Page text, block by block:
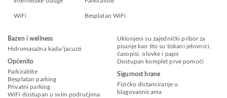
WiFi Besplatan WiFi
Bazen i wellness
Hidromasažna kada/jacuzzi
Općenito
Parkiralište
Besplatan parking
Privatni parking
WiFi dostupan u svim područjima
Uklonjeni su zajednički pribor za
pisanje kao što su tiskani jelovnici,
časopisi, olovke i papir
Dostupan komplet prve pomoći
Sigurnost hrane
Fizičko distanciranje u
blagovaonicama